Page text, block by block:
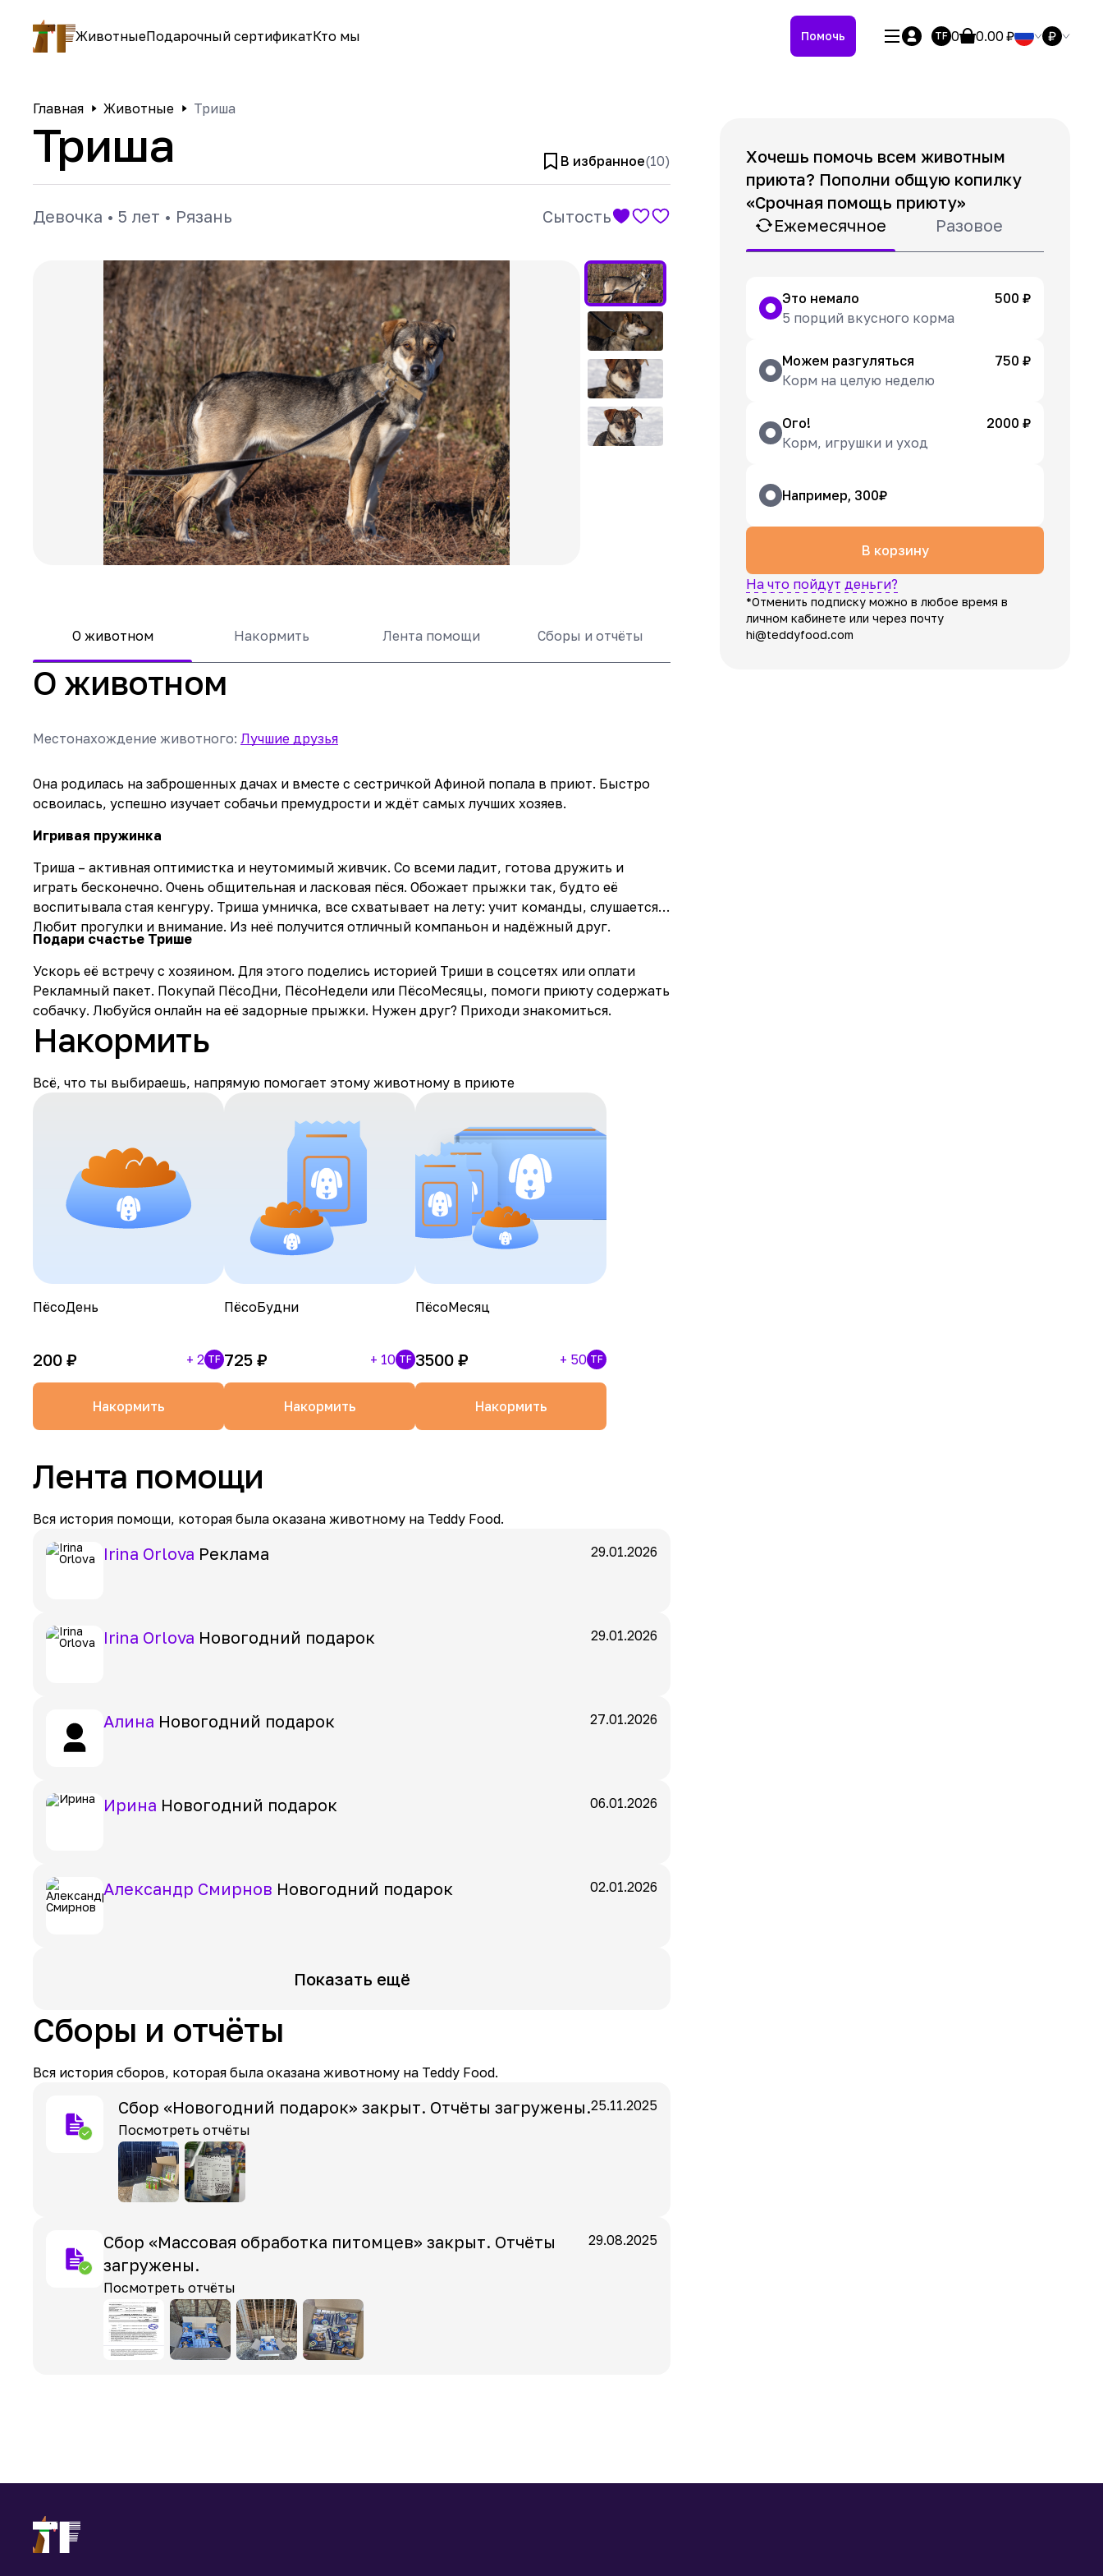
ЖивотныеПодарочный сертификатКто мы Помочь TF 0 0.00₽ ₽
Главная Животные Триша
Триша В избранное(10)
Девочка • 5 лет • Рязань Сытость
О животном Накормить Лента помощи Сборы и отчёты
О животном
Местонахождение животного: Лучшие друзья
Она родилась на заброшенных дачах и вместе с сестричкой Афиной попала в приют. Быстро
освоилась, успешно изучает собачьи премудрости и ждёт самых лучших хозяев.
Игривая пружинка
Триша – активная оптимистка и неутомимый живчик. Со всеми ладит, готова дружить и
играть бесконечно. Очень общительная и ласковая пёся. Обожает прыжки так, будто её
воспитывала стая кенгуру. Триша умничка, все схватывает на лету: учит команды, слушается.
Любит прогулки и внимание. Из неё получится отличный компаньон и надёжный друг.
Подари счастье Трише
Ускорь её встречу с хозяином. Для этого поделись историей Триши в соцсетях или оплати
Рекламный пакет. Покупай ПёсоДни, ПёсоНедели или ПёсоМесяцы, помоги приюту содержать
собачку. Любуйся онлайн на её задорные прыжки. Нужен друг? Приходи знакомиться.
Накормить
Всё, что ты выбираешь, напрямую помогает этому животному в приюте
ПёсоДень
200 ₽ + 2 TF
Накормить
ПёсоБудни
725 ₽ + 10 TF
Накормить
ПёсоМесяц
3500 ₽ + 50 TF
Накормить
Лента помощи
Вся история помощи, которая была оказана животному на Teddy Food.
Irina Orlova Реклама 29.01.2026
Irina Orlova Новогодний подарок 29.01.2026
Алина Новогодний подарок 27.01.2026
Ирина Новогодний подарок 06.01.2026
Александр Смирнов Новогодний подарок 02.01.2026
Показать ещё
Сборы и отчёты
Вся история сборов, которая была оказана животному на Teddy Food.
Сбор «Новогодний подарок» закрыт. Отчёты загружены.25.11.2025
Посмотреть отчёты
Сбор «Массовая обработка питомцев» закрыт. Отчёты
загружены.
29.08.2025
Посмотреть отчёты
Хочешь помочь всем животным
приюта? Пополни общую копилку
«Срочная помощь приюту»
Ежемесячное
Разовое
Это немало
500 ₽
5 порций вкусного корма
Можем разгуляться
750 ₽
Корм на целую неделю
Ого!
2000 ₽
Корм, игрушки и уход
Например, 300₽
В корзину
На что пойдут деньги?
*Отменить подписку можно в любое время в
личном кабинете или через почту
hi@teddyfood.com